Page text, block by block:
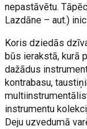
nepastāvētu.
Lazdāne – aut.)
Koris dziedās
būs ierakstā, kurā
dažādus
kontrabasu,
instrumentu
Deju uzvedumā